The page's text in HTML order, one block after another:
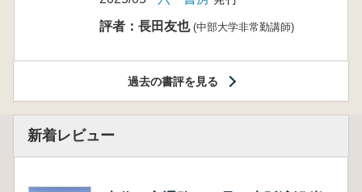
評者：長田友也 (中部大学非常勤講師)
過去の書評を見る
新着レビュー